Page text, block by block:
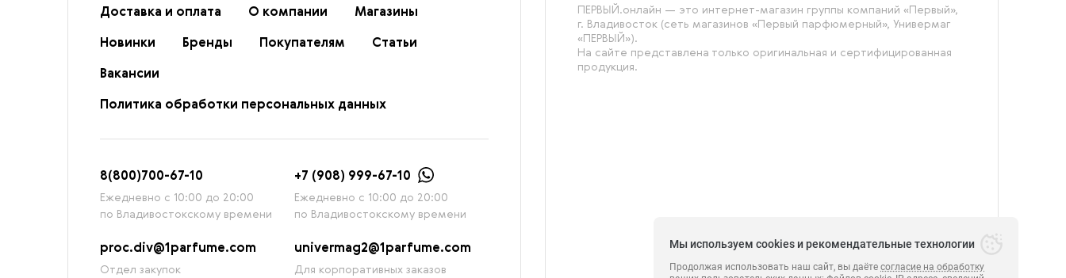
Доставка и оплата О компании Магазины
Новинки Бренды Покупателям Статьи
Вакансии
Политика обработки персональных данных
8(800)700-67-10
Ежедневно с 10:00 до 20:00
по Владивостокскому времени
+7 (908) 999-67-10
Ежедневно с 10:00 до 20:00
по Владивостокскому времени
proc.div@1parfume.com
Отдел закупок
univermag2@1parfume.com
Для корпоративных заказов
ПЕРВЫЙ.онлайн — это интернет-магазин группы компаний «‎Первый»,
г. Владивосток (сеть магазинов «Первый парфюмерный», Универмаг
«ПЕРВЫЙ»).
На сайте представлена только оригинальная и сертифицированная
продукция.
Мы используем cookies и рекомендательные технологии
Продолжая использовать наш сайт, вы даёте согласие на обработку